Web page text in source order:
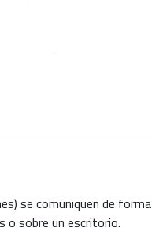
se comuniquen de forma
o sobre un escritorio.